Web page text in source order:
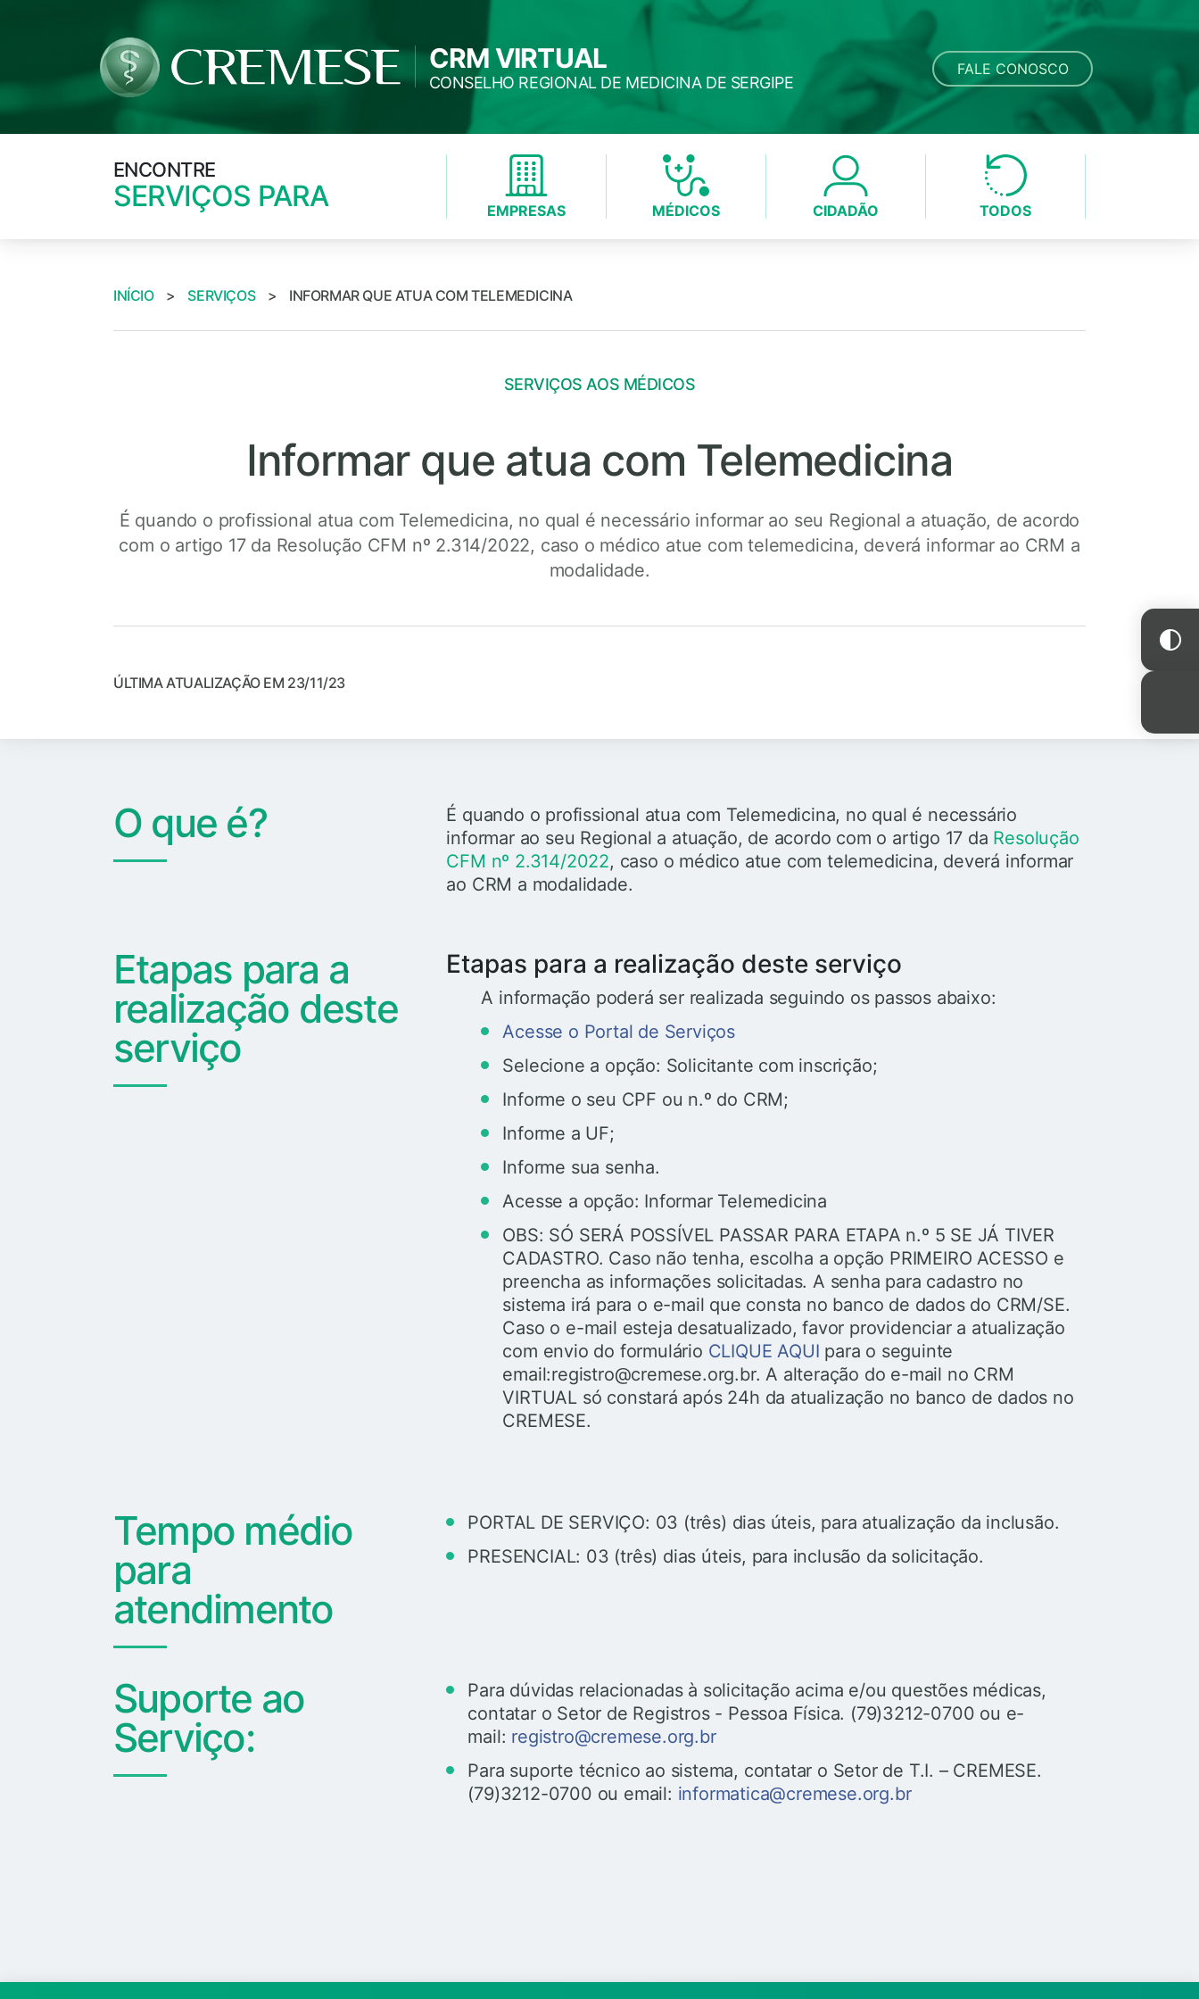
CRM VIRTUAL
CONSELHO REGIONAL DE MEDICINA DE SERGIPE
FALE CONOSCO
ENCONTRE
SERVIÇOS PARA EMPRESAS MÉDICOS CIDADÃO TODOS
INÍCIO > SERVIÇOS > INFORMAR QUE ATUA COM TELEMEDICINA
SERVIÇOS AOS MÉDICOS
Informar que atua com Telemedicina
É quando o profissional atua com Telemedicina, no qual é necessário informar ao seu Regional a atuação, de acordo
com o artigo 17 da Resolução CFM nº 2.314/2022, caso o médico atue com telemedicina, deverá informar ao CRM a
modalidade.
ÚLTIMA ATUALIZAÇÃO EM 23/11/23
O que é?
É quando o profissional atua com Telemedicina, no qual é necessário
informar ao seu Regional a atuação, de acordo com o artigo 17 da Resolução
CFM nº 2.314/2022, caso o médico atue com telemedicina, deverá informar
ao CRM a modalidade.
Etapas para a
realização deste
serviço
Etapas para a realização deste serviço
A informação poderá ser realizada seguindo os passos abaixo:
Acesse o Portal de Serviços
Selecione a opção: Solicitante com inscrição;
Informe o seu CPF ou n.º do CRM;
Informe a UF;
Informe sua senha.
Acesse a opção: Informar Telemedicina
OBS: SÓ SERÁ POSSÍVEL PASSAR PARA ETAPA n.º 5 SE JÁ TIVER
CADASTRO. Caso não tenha, escolha a opção PRIMEIRO ACESSO e
preencha as informações solicitadas. A senha para cadastro no
sistema irá para o e-mail que consta no banco de dados do CRM/SE.
Caso o e-mail esteja desatualizado, favor providenciar a atualização
com envio do formulário CLIQUE AQUI para o seguinte
email:registro@cremese.org.br. A alteração do e-mail no CRM
VIRTUAL só constará após 24h da atualização no banco de dados no
CREMESE.
Tempo médio
para
atendimento
PORTAL DE SERVIÇO: 03 (três) dias úteis, para atualização da inclusão.
PRESENCIAL: 03 (três) dias úteis, para inclusão da solicitação.
Suporte ao
Serviço:
Para dúvidas relacionadas à solicitação acima e/ou questões médicas,
contatar o Setor de Registros - Pessoa Física. (79)3212-0700 ou e-
mail: registro@cremese.org.br
Para suporte técnico ao sistema, contatar o Setor de T.I. – CREMESE.
(79)3212-0700 ou email: informatica@cremese.org.br